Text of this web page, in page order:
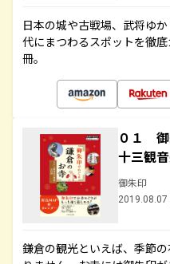
日本の城や古戦場、武将ゆ
代にまつわるスポットを徹
冊。
０１ 御
十三観
御朱印
2019.08.07
鎌倉の観光といえば、季節